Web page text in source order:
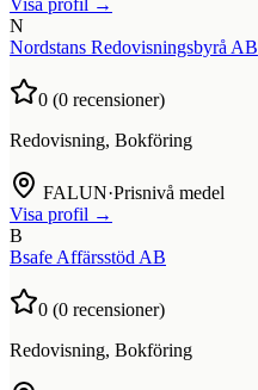
N
Nordstans Redovisningsbyrå AB
0 (0 recensioner)
Redovisning, Bokföring
FALUN·Prisnivå medel
Visa profil →
B
Bsafe Affärsstöd AB
0 (0 recensioner)
Redovisning, Bokföring